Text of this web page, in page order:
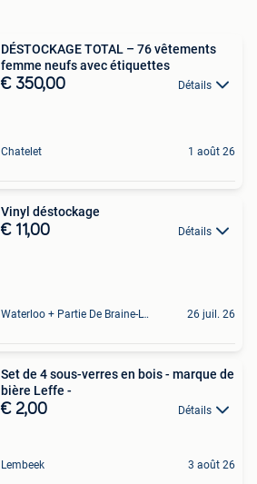
DÉSTOCKAGE TOTAL – 76 vêtements
femme neufs avec étiquettes
€ 350,00 Détails
Chatelet 1 août 26
Vinyl déstockage
€ 11,00 Détails
Waterloo + Partie De Braine-L'Alleud, De Ohain 26 juil. 26
Set de 4 sous-verres en bois - marque de
bière Leffe -
€ 2,00 Détails
Lembeek 3 août 26